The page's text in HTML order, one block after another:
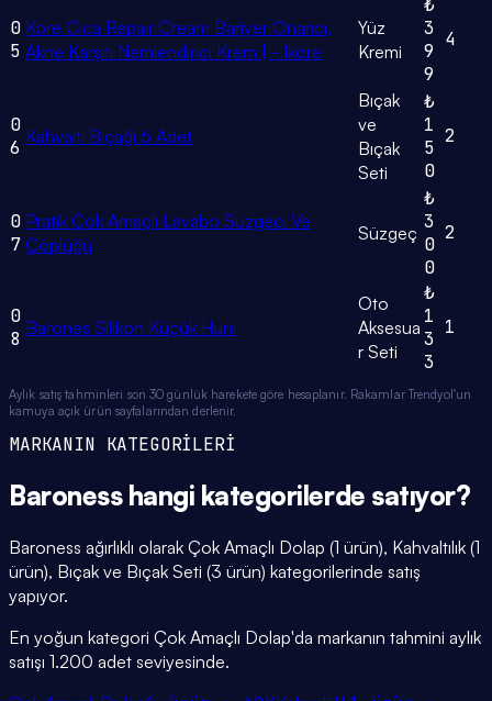
0
5
Kore Cıca Repaır Cream Bariyer Onarıcı,
Akne Karşıtı Nemlendirici Krem | - Ikore
Yüz
Kremi
₺
3
9
9
4
0
6 Kahvaltı Bıçağı 6 Adet
Bıçak
ve
Bıçak
Seti
₺
1
5
0
2
0
7
Pratik Çok Amaçlı Lavabo Süzgeci Ve
Çöplüğü
Süzgeç
₺
3
0
0
2
0
8 Barones Silikon Küçük Huni
Oto
Aksesua
r Seti
₺
1
3
3
1
Aylık satış tahminleri son 30 günlük harekete göre hesaplanır. Rakamlar Trendyol'un
kamuya açık ürün sayfalarından derlenir.
MARKANIN KATEGORİLERİ
Baronesshangi kategorilerde satıyor?
Baroness ağırlıklı olarak Çok Amaçlı Dolap (1 ürün), Kahvaltılık (1
ürün), Bıçak ve Bıçak Seti (3 ürün) kategorilerinde satış
yapıyor.
En yoğun kategori Çok Amaçlı Dolap'da markanın tahmini aylık
satışı 1.200 adet seviyesinde.